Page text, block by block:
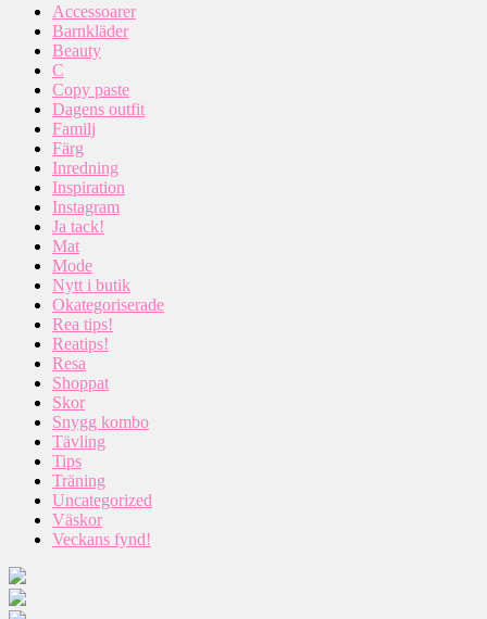
Accessoarer
Barnkläder
Beauty
C
Copy paste
Dagens outfit
Familj
Färg
Inredning
Inspiration
Instagram
Ja tack!
Mat
Mode
Nytt i butik
Okategoriserade
Rea tips!
Reatips!
Resa
Shoppat
Skor
Snygg kombo
Tävling
Tips
Träning
Uncategorized
Väskor
Veckans fynd!